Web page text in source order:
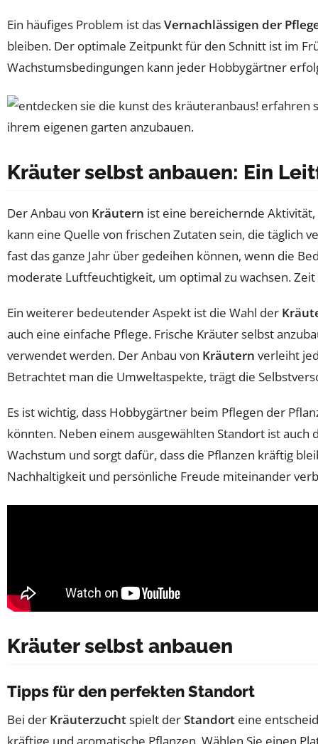
Ein häufiges Problem ist dasVernachlässigen der
bleiben. Der optimale Zeitpunkt für den Schnitt ist im
Wachstumsbedingungen kann jeder Hobbygärtner
Kräuter selbst anbauen: Ein
Der Anbau von Kräutern ist eine bereichernde
kann eine Quelle von frischen Zutaten sein, die täglich
fast das ganze Jahr über gedeihen können, wenn die
moderate Luftfeuchtigkeit, um optimal zu wachsen.
Ein weiterer bedeutender Aspekt ist die Wahl der
auch eine einfache Pflege. Frische Kräuter selbst
verwendet werden. Der Anbau von Kräutern verleiht
Betrachtet man die Umweltaspekte, trägt die
Es ist wichtig, dass Hobbygärtner beim Pflegen der
könnten. Neben einem ausgewählten Standort ist
Wachstum und sorgt dafür, dass die Pflanzen kräftig
Nachhaltigkeit und persönliche Freude miteinander
Kräuter selbst anbauen
Tipps für den perfekten Standort
Bei der Kräuterzuchtspielt derStandort eine
kräftige und aromatische Pflanzen. Wählen Sie einen